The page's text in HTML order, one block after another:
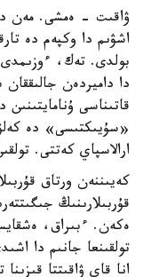
ۋاقىت - ەمشى. مەن
اشۋىم دا وكپەم دە
بولدى. تەك، ءوزىمدى
دا داميردەن
قاتىناسى
«سۇيىكتىسى» دە
ارالاسپاي كەتتى.
كەيىننەن ورتاق
قۇربىلارىنىڭ
ەكەن. ءبىراق،
تولقىنعا جانىم دا
انا قاي ۋاقىتتا